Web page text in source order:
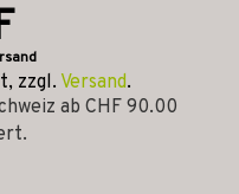
zzgl. Versand.
ab CHF 90.00